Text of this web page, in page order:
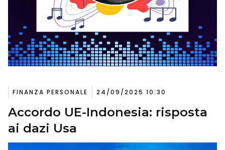
FINANZA PERSONALE 24/09/2025 10:30
Accordo UE-Indonesia: risposta
ai dazi Usa